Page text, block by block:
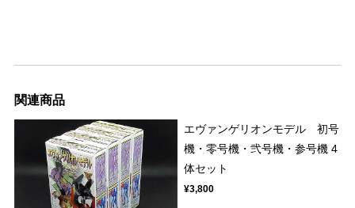
関連商品
エヴァンゲリオンモデル 初号
機・零号機・弐号機・参号機 4
体セット
¥3,800